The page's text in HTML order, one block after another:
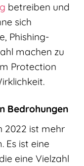
betreiben und
sich
Phishing-
machen zu
Protection
Bedrohungen
2022 ist mehr
Es ist eine
eine Vielzahl